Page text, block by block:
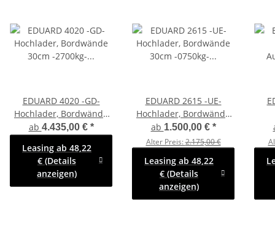
EDUARD 4020 -GD-
Hochlader, Bordwände
30cm -2700kg- Lfh: 63cm
-195/50R13 mit
Hochplane SP-Line
ab 4.435,00 € *
Leasing ab 48,22
€ (Details
anzeigen)
EDUARD 2615 -UE-
Hochlader, Bordwände
30cm -0750kg- Lfh: 72cm
-155R13
ab 1.500,00 € *
Alter Preis:2.175,00 €
Leasing ab 48,22
€ (Details
anzeigen)
-